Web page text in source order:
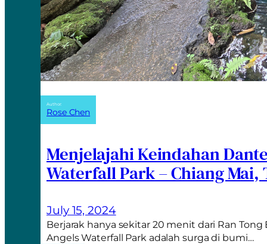
Author:
Rose Chen
Menjelajahi Keindahan
Waterfall Park – Chiang
July 15, 2024
Berjarak hanya sekitar 20 menit dari Ran
Angels Waterfall Park adalah surga di bumi…